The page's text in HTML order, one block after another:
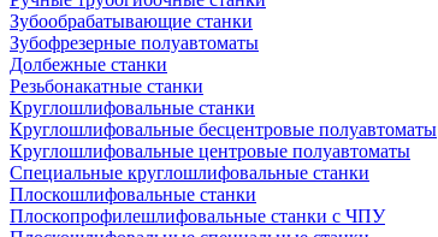
Зубообрабатывающие станки
Зубофрезерные полуавтоматы
Долбежные станки
Резьбонакатные станки
Круглошлифовальные станки
Круглошлифовальные бесцентровые полуавтоматы
Круглошлифовальные центровые полуавтоматы
Специальные круглошлифовальные станки
Плоскошлифовальные станки
Плоскопрофилешлифовальные станки с ЧПУ